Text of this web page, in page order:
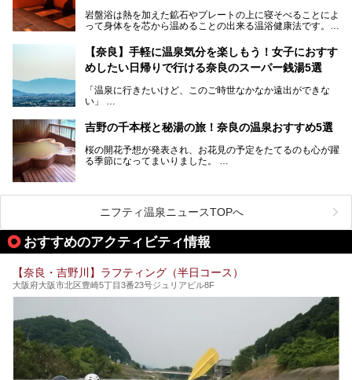
奈良県にあるサウナでリフレッシュしませんか？
岩盤浴は熱を加えた鉱石やプレートの上に寝そべることによ
って身体をを芯から温めることの出来る温浴健康法です。じ
果だけではなく、代謝が高まり健康や美容にも良い影響が期
待できます。今回はそんな岩盤浴にこだわった、奈良県内の
オススメ温泉・銭湯・スパ3ヶ所を紹介させていただきま
【奈良】手軽に温泉気分を楽しもう！女子におすす
めしたい日帰りで行ける奈良のスーパー銭湯5選
「温泉に行きたいけど、このご時世なかなか遠出ができな
い」
そんな方も多いのではないでしょうか？
お宿に泊まって観光地を巡るような温泉旅行がしたいけど、
まとまった時間が取れない時もありますよね。
芯までじんわり温まってリラックス効果も抜群。
今回は、奈良で行けるおすすめのスーパー銭湯を5つご紹介
したいと思います。
吉野の千本桜と秘湯の旅！奈良の温泉おすすめ5選
桜の開花予想が発表され、お花見の予定をたてるのも心が躍
る季節になってまいりました。
まれるくらい日本人の心を捉えて離さない名所中の名所があ
ります。それは奈良県の吉野山。
す。また吉野山を含む「紀伊山地の霊場と参詣道」はユネス
コの世界遺産に登録されており、修験道の霊場として荘厳な
開湯300年と歴史のある霊験あらたかな吉野の湯で、春を感
じる湯治の旅はいかがでしょう。
今回は奈良県吉野のおすすめ温泉を紹介いたします！
ニフティ温泉ニュースTOPへ
おすすめのアクティビティ情報
【奈良・吉野川】ラフティング（半日コース）
大阪府大阪市北区豊崎5丁目3番23号ジュリアビル8F